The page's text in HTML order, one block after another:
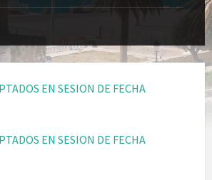
EN SESION DE FECHA
EN SESION DE FECHA